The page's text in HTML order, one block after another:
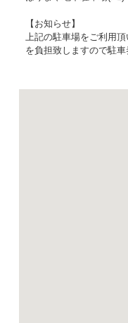
【お知らせ】
上記の駐車場をご利用
を負担致しますので駐車